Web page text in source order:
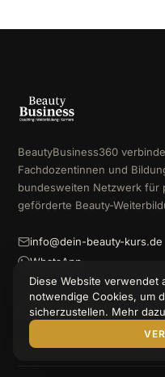
BeautyBusiness360
Fachdozentinnen und
bundesweiten Netzwerk für
geförderte Beauty-
info@dein-beauty-kurs.de
WhatsApp
KURSE & WISSEN
MITMACHEN & WACHSEN
Diese Website verwendet
notwendige Cookies, um
sicherzustellen. Mehr